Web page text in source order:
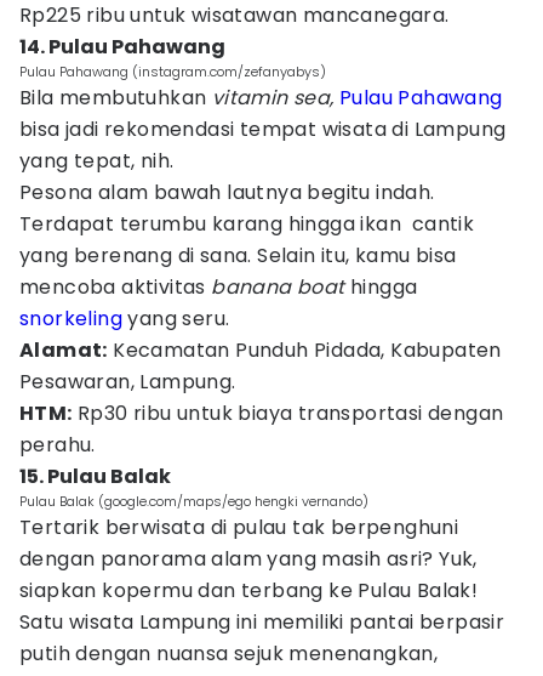
Rp225 ribu untuk wisatawan mancanegara.
14. Pulau Pahawang
Pulau Pahawang (instagram.com/zefanyabys)
Bila membutuhkan vitamin sea, Pulau Pahawang
bisa jadi rekomendasi tempat wisata di Lampung
yang tepat, nih.
Pesona alam bawah lautnya begitu indah.
Terdapat terumbu karang hingga ikan cantik
yang berenang di sana. Selain itu, kamu bisa
mencoba aktivitas banana boathingga
snorkelingyang seru.
Alamat: Kecamatan Punduh Pidada, Kabupaten
Pesawaran, Lampung.
HTM: Rp30 ribu untuk biaya transportasi dengan
perahu.
15. Pulau Balak
Pulau Balak (google.com/maps/ego hengki vernando)
Tertarik berwisata di pulau tak berpenghuni
dengan panorama alam yang masih asri? Yuk,
siapkan kopermu dan terbang ke Pulau Balak!
Satu wisata Lampung ini memiliki pantai berpasir
putih dengan nuansa sejuk menenangkan,